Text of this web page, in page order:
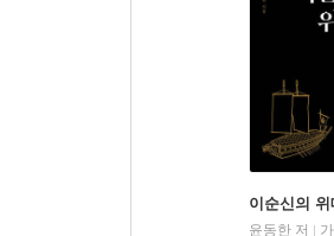
영리하고, 놀라울 만큼
은하에 매달리지 말고,
중독성 있고 빼어난 저
_『뉴질랜드 헤럴드(New
이순신의
윤동한 저